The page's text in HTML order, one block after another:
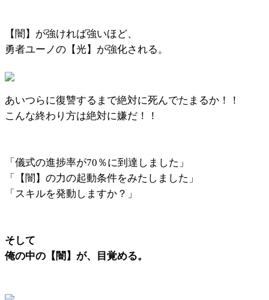
【闇】が強ければ強いほど、
勇者ユーノの【光】が強化される。
あいつらに復讐するまで絶対に死んでたまるか！！
こんな終わり方は絶対に嫌だ！！
「儀式の進捗率が70％に到達しました」
「【闇】の力の起動条件をみたしました」
「スキルを発動しますか？」
そして
俺の中の【闇】が、目覚める。